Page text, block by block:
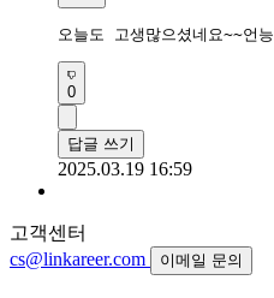
오늘도 고생많으셨네요~~언
0
답글 쓰기
2025.03.19 16:59
고객센터
cs@linkareer.com
이메일 문의